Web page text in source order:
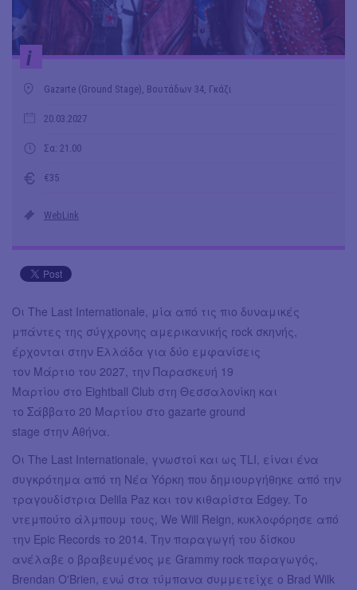
i
Gazarte (Ground Stage), Βουτάδων 34, Γκάζι
20.03.2027
Σα: 21.00
€35
WebLink
Οι The Last Internationale, μία από τις πιο δυναμικές
μπάντες της σύγχρονης αμερικανικής rock σκηνής,
έρχονται στην Ελλάδα για δύο εμφανίσεις
τον Μάρτιο του 2027, την Παρασκευή 19
Μαρτίου στο Eightball Club στη Θεσσαλονίκη και
το Σάββατο 20 Μαρτίου στο gazarte ground
stage στην Αθήνα.
Οι The Last Internationale, γνωστοί και ως TLI, είναι ένα
συγκρότημα από τη Νέα Υόρκη που δημιουργήθηκε από την
τραγουδίστρια Delila Paz και τον κιθαρίστα Edgey. Το
ντεμπούτο άλμπουμ τους, We Will Reign, κυκλοφόρησε από
την Epic Records το 2014. Την παραγωγή του δίσκου
ανέλαβε ο βραβευμένος με Grammy rock παραγωγός,
Brendan O'Brien, ενώ στα τύμπανα συμμετείχε ο Brad Wilk